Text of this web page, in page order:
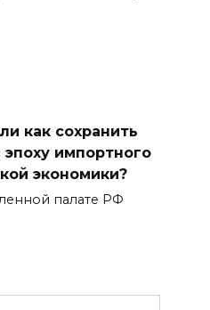
как сохранить
импортного
экономики?
палате РФ